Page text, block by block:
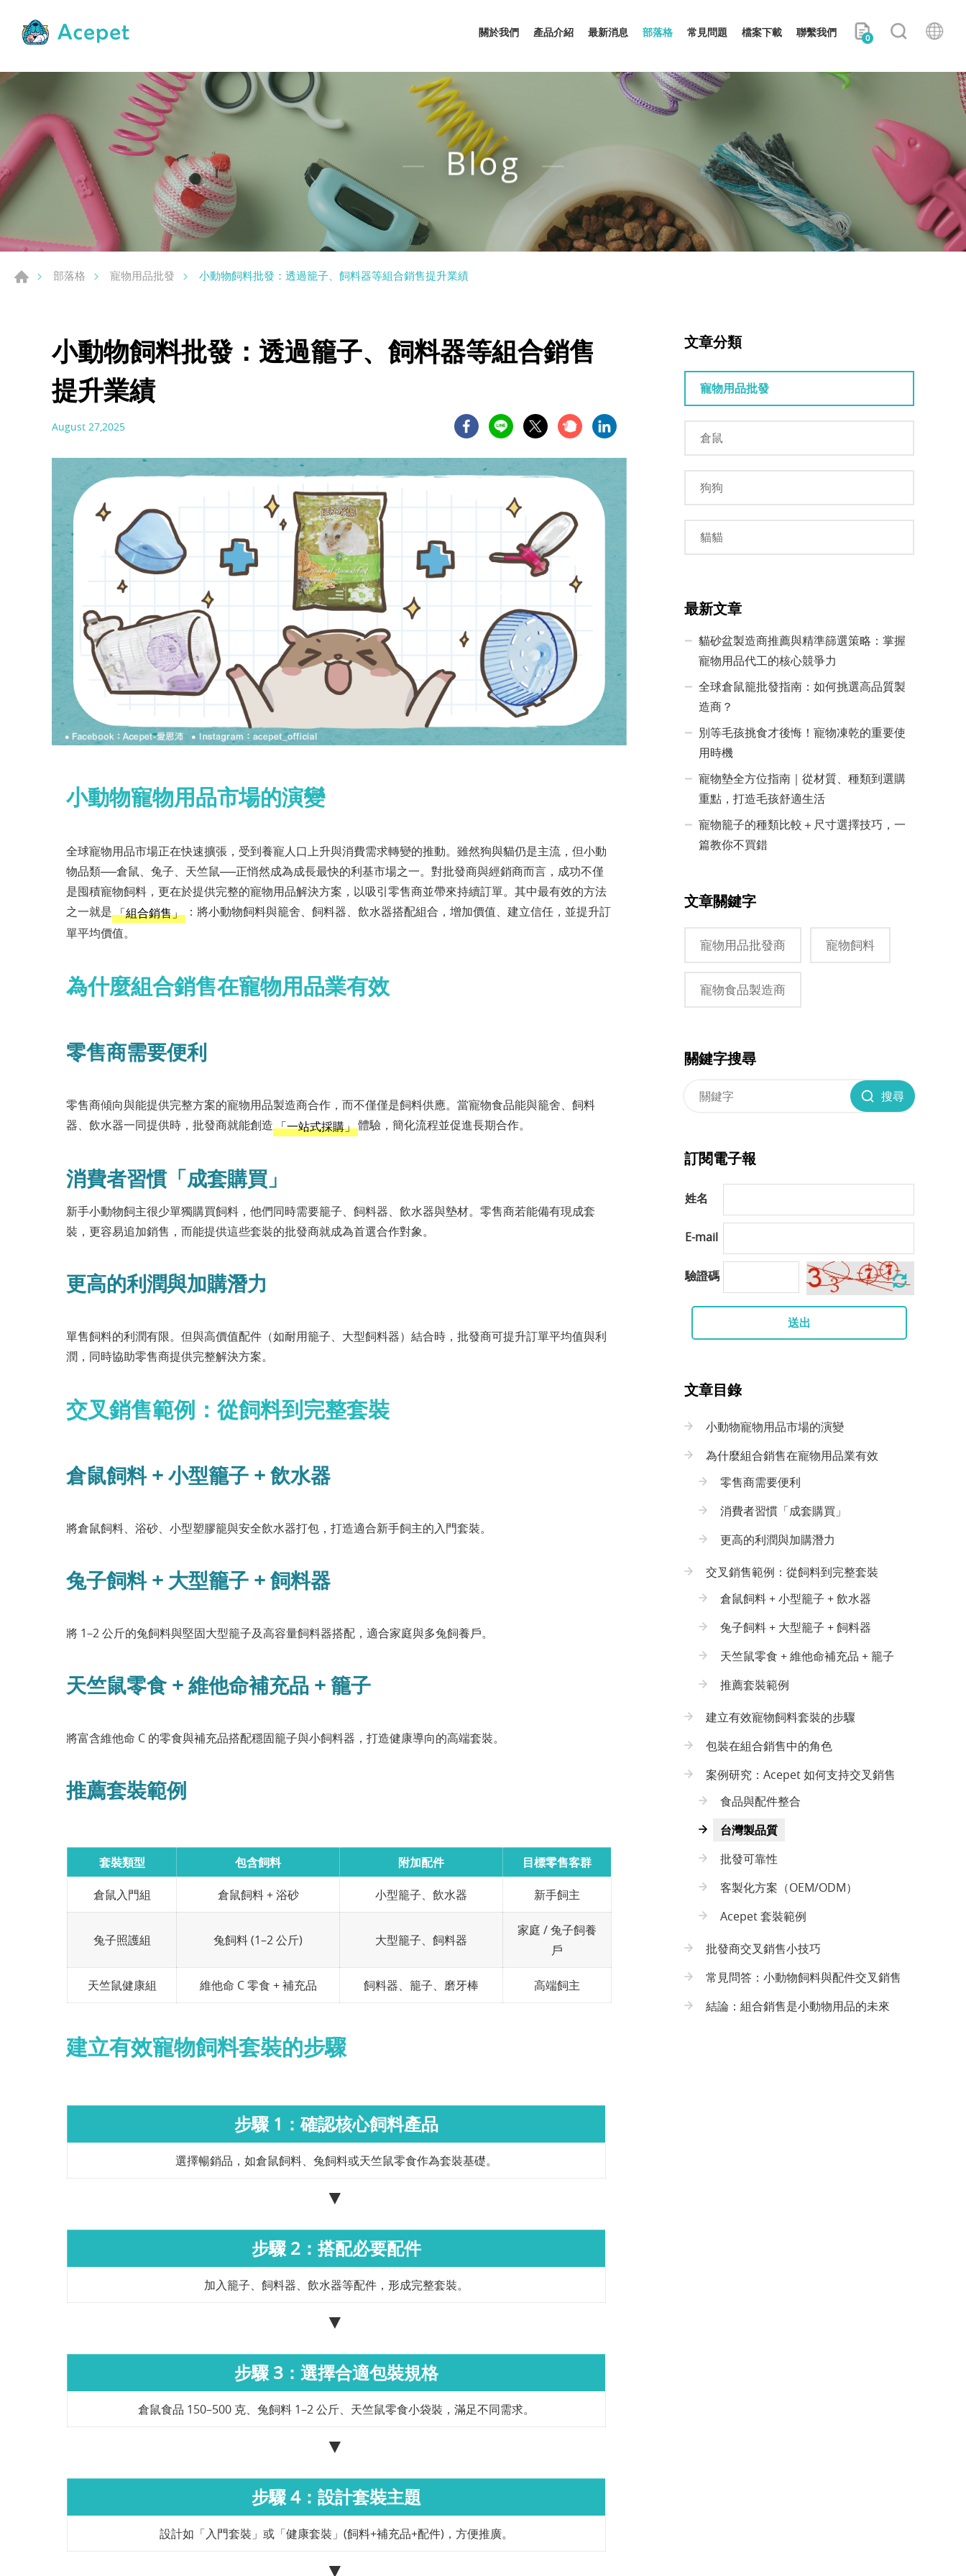
關於我們 產品介紹 最新消息 部落格 常見問題 檔案下載 聯繫我們 0
Blog
部落格 寵物用品批發 小動物飼料批發：透過籠子、飼料器等組合銷售提升業績
小動物飼料批發：透過籠子、飼料器等組合銷售
提升業績
August 27,2025
小動物寵物用品市場的演變
全球寵物用品市場正在快速擴張，受到養寵人口上升與消費需求轉變的推動。雖然狗與貓仍是主流，但小動
物品類──倉鼠、兔子、天竺鼠──正悄然成為成長最快的利基市場之一。對批發商與經銷商而言，成功不僅
是囤積寵物飼料，更在於提供完整的寵物用品解決方案，以吸引零售商並帶來持續訂單。其中最有效的方法
之一就是「組合銷售」 ：將小動物飼料與籠舍、飼料器、飲水器搭配組合，增加價值、建立信任，並提升訂
單平均價值。
為什麼組合銷售在寵物用品業有效
零售商需要便利
零售商傾向與能提供完整方案的寵物用品製造商合作，而不僅僅是飼料供應。當寵物食品能與籠舍、飼料
器、飲水器一同提供時，批發商就能創造「一站式採購」體驗，簡化流程並促進長期合作。
消費者習慣「成套購買」
新手小動物飼主很少單獨購買飼料，他們同時需要籠子、飼料器、飲水器與墊材。零售商若能備有現成套
裝，更容易追加銷售，而能提供這些套裝的批發商就成為首選合作對象。
更高的利潤與加購潛力
單售飼料的利潤有限。但與高價值配件（如耐用籠子、大型飼料器）結合時，批發商可提升訂單平均值與利
潤，同時協助零售商提供完整解決方案。
交叉銷售範例：從飼料到完整套裝
倉鼠飼料 + 小型籠子 + 飲水器
將倉鼠飼料、浴砂、小型塑膠籠與安全飲水器打包，打造適合新手飼主的入門套裝。
兔子飼料 + 大型籠子 + 飼料器
將 1–2 公斤的兔飼料與堅固大型籠子及高容量飼料器搭配，適合家庭與多兔飼養戶。
天竺鼠零食 + 維他命補充品 + 籠子
將富含維他命 C 的零食與補充品搭配穩固籠子與小飼料器，打造健康導向的高端套裝。
推薦套裝範例
套裝類型 包含飼料 附加配件 目標零售客群
倉鼠入門組 倉鼠飼料 + 浴砂 小型籠子、飲水器 新手飼主
兔子照護組 兔飼料 (1–2 公斤) 大型籠子、飼料器
家庭 / 兔子飼養
戶
天竺鼠健康組 維他命 C 零食 + 補充品 飼料器、籠子、磨牙棒 高端飼主
建立有效寵物飼料套裝的步驟
步驟 1：確認核心飼料產品
選擇暢銷品，如倉鼠飼料、兔飼料或天竺鼠零食作為套裝基礎。
▼
步驟 2：搭配必要配件
加入籠子、飼料器、飲水器等配件，形成完整套裝。
▼
步驟 3：選擇合適包裝規格
倉鼠食品 150–500 克、兔飼料 1–2 公斤、天竺鼠零食小袋裝，滿足不同需求。
▼
步驟 4：設計套裝主題
設計如「入門套裝」或「健康套裝」(飼料+補充品+配件)，方便推廣。
▼
文章分類
寵物用品批發
倉鼠
狗狗
貓貓
最新文章
貓砂盆製造商推薦與精準篩選策略：掌握
寵物用品代工的核心競爭力
全球倉鼠籠批發指南：如何挑選高品質製
造商？
別等毛孩挑食才後悔！寵物凍乾的重要使
用時機
寵物墊全方位指南｜從材質、種類到選購
重點，打造毛孩舒適生活
寵物籠子的種類比較＋尺寸選擇技巧，一
篇教你不買錯
文章關鍵字
寵物用品批發商 寵物飼料
寵物食品製造商
關鍵字搜尋
搜尋
訂閱電子報
姓名
E-mail
驗證碼
送出
文章目錄
小動物寵物用品市場的演變
為什麼組合銷售在寵物用品業有效
零售商需要便利
消費者習慣「成套購買」
更高的利潤與加購潛力
交叉銷售範例：從飼料到完整套裝
倉鼠飼料 + 小型籠子 + 飲水器
兔子飼料 + 大型籠子 + 飼料器
天竺鼠零食 + 維他命補充品 + 籠子
推薦套裝範例
建立有效寵物飼料套裝的步驟
包裝在組合銷售中的角色
案例研究：Acepet 如何支持交叉銷售
食品與配件整合
台灣製品質
批發可靠性
客製化方案（OEM/ODM）
Acepet 套裝範例
批發商交叉銷售小技巧
常見問答：小動物飼料與配件交叉銷售
結論：組合銷售是小動物用品的未來